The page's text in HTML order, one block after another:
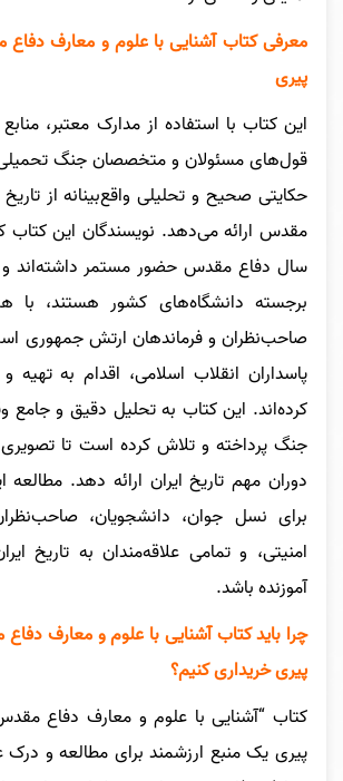
معرفی کتاب آشنایی با علوم و معارف
پیری
این کتاب با استفاده از مدارک معتبر،
قول‌های مسئولان و متخصصان جنگ تحمیلی
حکایتی صحیح و تحلیلی واقع‌بینانه از
مقدس ارائه می‌دهد. نویسندگان این
سال دفاع مقدس حضور مستمر داشته‌اند و
برجسته دانشگاه‌های کشور هستند، با
صاحب‌نظران و فرماندهان ارتش جمهوری
پاسداران انقلاب اسلامی، اقدام به تهیه
کرده‌اند. این کتاب به تحلیل دقیق و
جنگ پرداخته و تلاش کرده است تا تصویری
دوران مهم تاریخ ایران ارائه دهد. مطالعه
برای نسل جوان، دانشجویان،
امنیتی، و تمامی علاقه‌مندان به تاریخ
آموزنده باشد.
چرا باید کتاب آشنایی با علوم و معارف
پیری خریداری کنیم؟
کتاب “آشنایی با علوم و معارف دفاع
پیری یک منبع ارزشمند برای مطالعه و درک